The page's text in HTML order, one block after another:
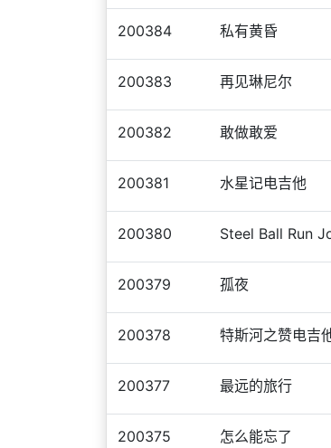
200384 私有黄昏
200383 再见琳尼尔
200382 敢做敢爱
200381 水星记电吉他
200380 Steel Ball Run
200379 孤夜
200378 特斯河之赞电吉
200377 最远的旅行
200375 怎么能忘了